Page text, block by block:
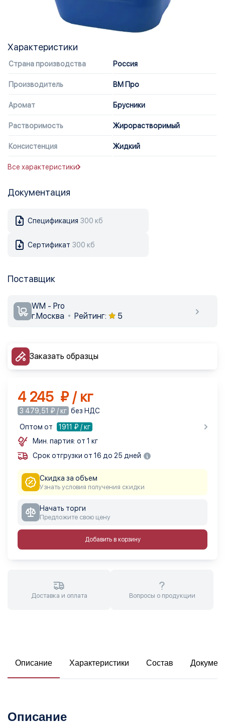
Характеристики
Страна производства Россия
Производитель ВМ Про
Аромат Брусники
Растворимость Жирорастворимый
Консистенция Жидкий
Все характеристики
Документация
Спецификация 300 кб
Сертификат 300 кб
Поставщик
WM - Pro
г.Москва
Рейтинг: 5
Заказать образцы
4 245 ₽ / кг
3 479,51 ₽ / кг без НДС
Оптом от
1911 ₽ / кг
Мин. партия: от 1 кг
Срок отгрузки от 16 до 25 дней
Скидка за объем
Узнать условия получения скидки
Начать торги
Предложите свою цену
Добавить в корзину
Доставка и оплата Вопросы о продукции
Описание Характеристики Состав
Описание